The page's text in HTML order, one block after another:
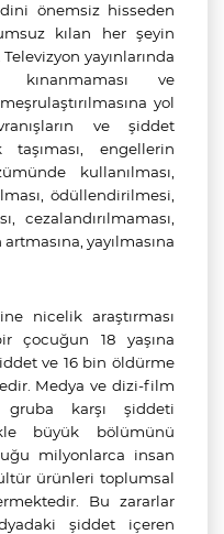
önemsiz hisseden
kılan her şeyin
yayınlarında
kınanmaması ve
yol
ve şiddet
engellerin
kullanılması,
ödüllendirilmesi,
cezalandırılmaması,
yayılmasına
nicelik araştırması
çocuğun 18 yaşına
ve 16 bin öldürme
Medya ve dizi-film
karşı şiddeti
büyük bölümünü
milyonlarca insan
ürünleri toplumsal
Bu zararlar
şiddet içeren